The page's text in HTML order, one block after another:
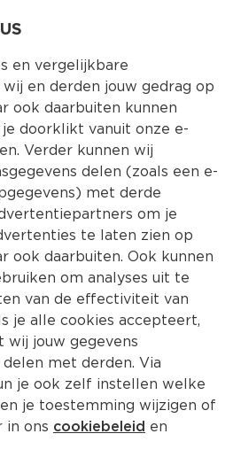
Kies jouw
en vergelijkbare
en derden jouw gedrag op
ook daarbuiten kunnen
doorklikt vanuit onze e-
Verder kunnen wij
delen (zoals een e-
met derde
om je
te laten zien op
ook daarbuiten. Ook kunnen
om analyses uit te
van de effectiviteit van
je alle cookies accepteert,
wij jouw gegevens
met derden. Via
je ook zelf instellen welke
je toestemming wijzigen of
in ons cookiebeleid en